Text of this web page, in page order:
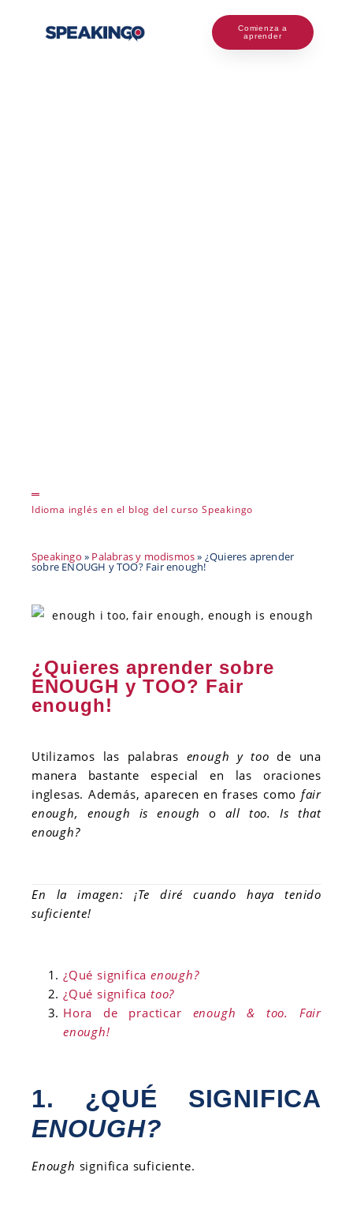
Comienza a
aprender
Idioma inglés en el blog del curso Speakingo
Speakingo » Palabras y modismos» ¿Quieres aprender
sobre ENOUGH y TOO? Fair enough!
¿Quieres aprender sobre
ENOUGH y TOO? Fair
enough!
Utilizamos las palabras enough y too de una
manera bastante especial en las oraciones
inglesas. Además, aparecen en frases como fair
enough, enough is enough
oall too. Is that
enough?
En la imagen: ¡Te diré cuando haya tenido
suficiente!
¿Qué significa enough?
¿Qué significa too?
Hora de practicar enough & too. Fair
enough!
1. ¿QUÉ SIGNIFICA
ENOUGH?
Enough significa suficiente.